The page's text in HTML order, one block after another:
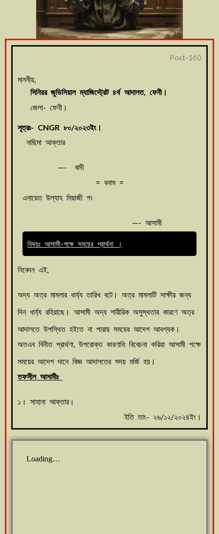
Post-160
মাননীয়,
সিনিয়র জুডিসিয়াল ম্যাজিস্ট্রেট ৪র্থ আদালত, ফেনী।
জেলা- ফেনী।
সূত্রঃ- CNGR ৮০/২০২৩ইং।
নাছিমা আক্তার
—- বাদী
= বনাম =
এনায়েত উল্যাহ মিয়াজী গং
—- আসামী
বিষয়ঃ আসামী-পক্ষে সময়ের প্রার্থনা ।
নিবেদন এই,
অদ্য অত্র মামলার ধার্য্য তারিখ বটে। অত্র মামলাটি সাক্ষীর জন্য
দিন ধার্য্য রহিয়াছে। আসামী অদ্য শারীরিক অসুস্থতার কারণে অত্র
আদালতে উপস্থিত হইতে না পারায় সময়ের আদেশ আবশ্যক।
অতএব বিনীত প্রার্থণা, উপরোক্ত কারণাধি বিবেচনা করিয়া আসামী পক্ষে
সময়ের আদেশ দানে বিজ্ঞ আদালতের সদয় মর্জি হয়।
তফসীল আসামীঃ
১। সাহানা আক্তার।
ইতি তাং- ২৬/১২/২০২৪ইং।